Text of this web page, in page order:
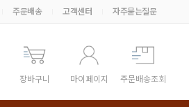
주문배송 고객센터 자주묻는질문
장바구니 마이페이지 주문배송조회